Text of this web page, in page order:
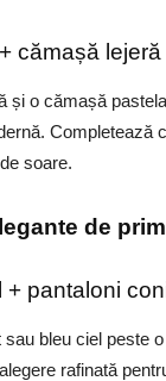
cămașă lejeră
și o cămașă
Completează
soare.
de
+ pantaloni
bleu ciel peste
rafinată